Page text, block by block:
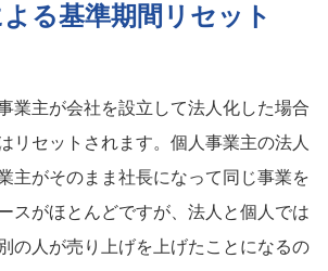
る基準期間リセット
業主が会社を設立して法人化した場合
リセットされます。個人事業主の法人
主がそのまま社長になって同じ事業を
スがほとんどですが、法人と個人では
の人が売り上げを上げたことになるの